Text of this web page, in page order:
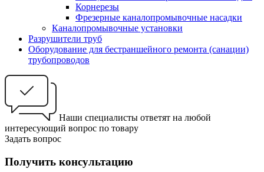
Корнерезы
Фрезерные каналопромывочные насадки
Каналопромывочные установки
Разрушители труб
Оборудование для бестраншейного ремонта (санации)
трубопроводов
Наши специалисты ответят на любой
интересующий вопрос по товару
Задать вопрос
Получить консультацию